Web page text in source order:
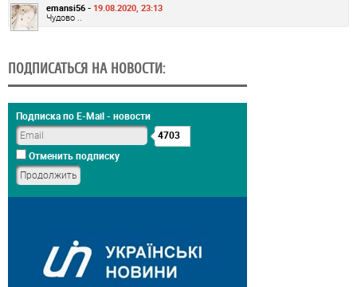
emansi56 - 19.08.2020, 23:13
Чудово ..
ПОДПИСАТЬСЯ НА НОВОСТИ:
Подписка по E-Mail - новости
4703
Отменить подписку